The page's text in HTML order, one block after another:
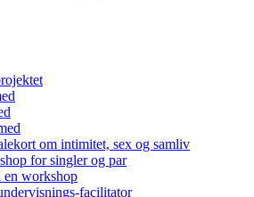
om intimitet, sex og samliv
for singler og par
en workshop
facilitator